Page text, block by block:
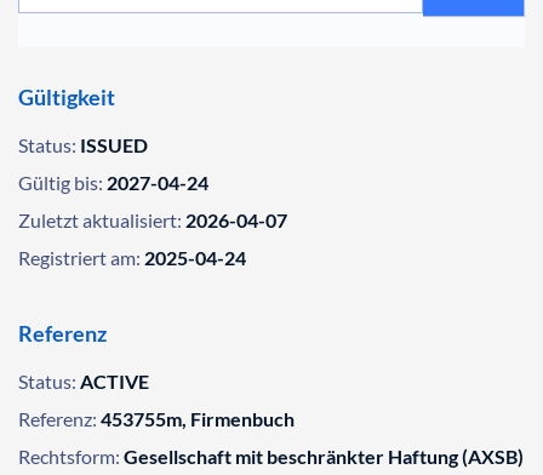
Gültigkeit
Status: ISSUED
Gültig bis: 2027-04-24
Zuletzt aktualisiert: 2026-04-07
Registriert am: 2025-04-24
Referenz
Status: ACTIVE
Referenz: 453755m, Firmenbuch
Rechtsform: Gesellschaft mit beschränkter Haftung (AXSB)